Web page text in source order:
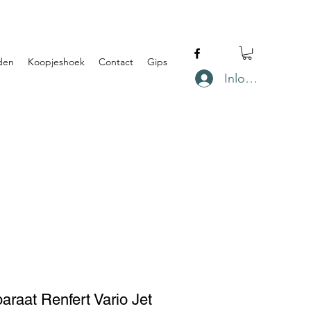
Koopjeshoek Contact Gips
Inloggen
Renfert Vario Jet